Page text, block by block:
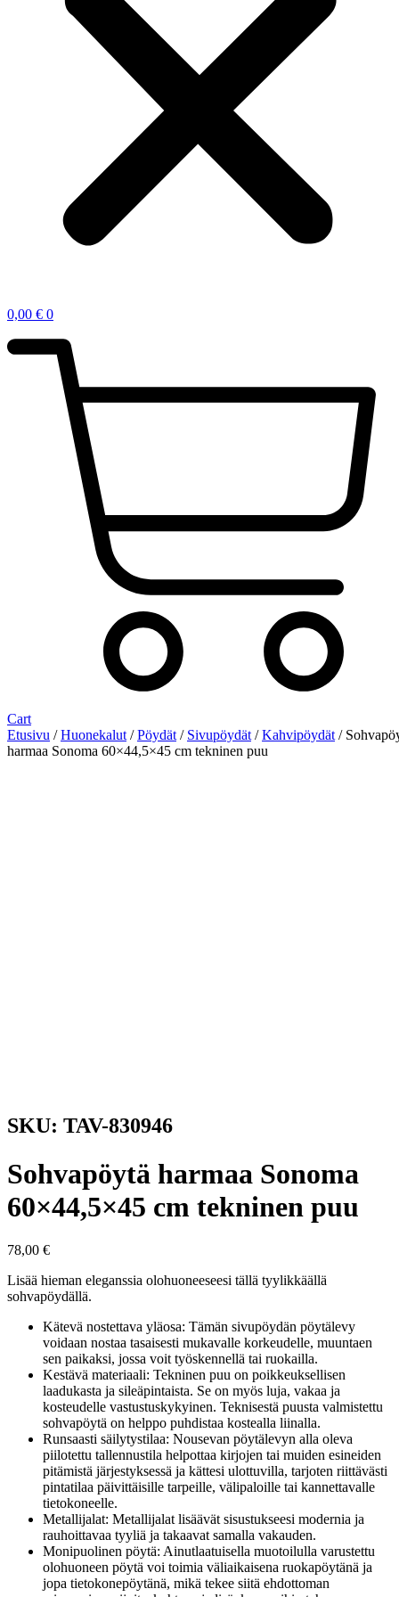
0,00 € 0
Cart
Etusivu /Huonekalut /Pöydät / Sivupöydät /Kahvipöydät /
harmaa Sonoma 60×44,5×45 cm tekninen puu
SKU: TAV-830946
Sohvapöytä harmaa Sonoma
60×44,5×45 cm tekninen puu
78,00 €
Lisää hieman eleganssia olohuoneeseesi tällä tyylikkäällä
sohvapöydällä.
Kätevä nostettava yläosa: Tämän sivupöydän pöytälevy
voidaan nostaa tasaisesti mukavalle korkeudelle, muuntaen
sen paikaksi, jossa voit työskennellä tai ruokailla.
Kestävä materiaali: Tekninen puu on poikkeuksellisen
laadukasta ja sileäpintaista. Se on myös luja, vakaa ja
kosteudelle vastustuskykyinen. Teknisestä puusta valmistettu
sohvapöytä on helppo puhdistaa kostealla liinalla.
Runsaasti säilytystilaa: Nousevan pöytälevyn alla oleva
piilotettu tallennustila helpottaa kirjojen tai muiden esineiden
pitämistä järjestyksessä ja kättesi ulottuvilla, tarjoten riittävästi
pintatilaa päivittäisille tarpeille, välipaloille tai kannettavalle
tietokoneelle.
Metallijalat: Metallijalat lisäävät sisustukseesi modernia ja
rauhoittavaa tyyliä ja takaavat samalla vakauden.
Monipuolinen pöytä: Ainutlaatuisella muotoilulla varustettu
olohuoneen pöytä voi toimia väliaikaisena ruokapöytänä ja
jopa tietokonepöytänä, mikä tekee siitä ehdottoman